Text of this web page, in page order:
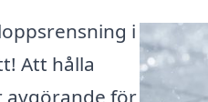
i
Att hålla
avgörande för